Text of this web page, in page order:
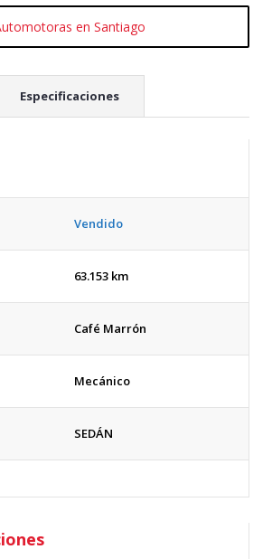
en Santiago
Especificaciones
Vendido
63.153 km
Café Marrón
Mecánico
SEDÁN